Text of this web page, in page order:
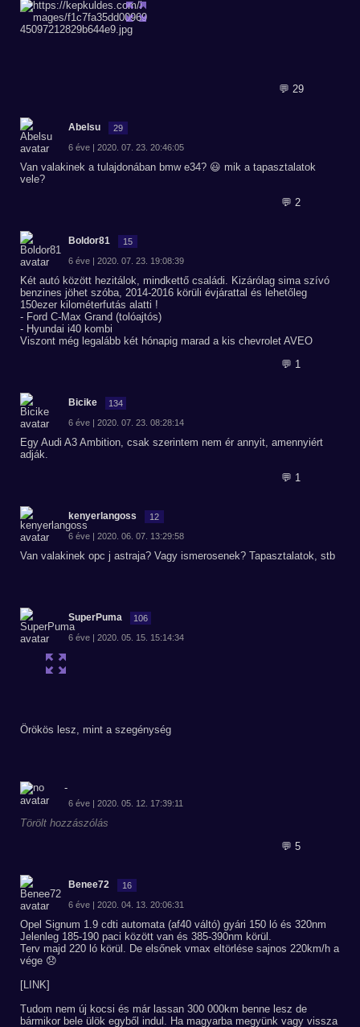
💬 29
Abelsu 29
6 éve | 2020. 07. 23. 20:46:05
Van valakinek a tulajdonában bmw e34? 😃 mik a tapasztalatok
vele?
💬 2
Boldor81 15
6 éve | 2020. 07. 23. 19:08:39
Két autó között hezitálok, mindkettő családi. Kizárólag sima szívó
benzines jöhet szóba, 2014-2016 körüli évjárattal és lehetőleg
150ezer kilométerfutás alatti !
- Ford C-Max Grand (tolóajtós)
- Hyundai i40 kombi
Viszont még legalább két hónapig marad a kis chevrolet AVEO
💬 1
Bicike 134
6 éve | 2020. 07. 23. 08:28:14
Egy Audi A3 Ambition, csak szerintem nem ér annyit, amennyiért
adják.
💬 1
kenyerlangoss 12
6 éve | 2020. 06. 07. 13:29:58
Van valakinek opc j astraja? Vagy ismerosenek? Tapasztalatok, stb
SuperPuma 106
6 éve | 2020. 05. 15. 15:14:34
Örökös lesz, mint a szegénység
-
6 éve | 2020. 05. 12. 17:39:11
Törölt hozzászólás
💬 5
Benee72 16
6 éve | 2020. 04. 13. 20:06:31
Opel Signum 1.9 cdti automata (af40 váltó) gyári 150 ló és 320nm
Jelenleg 185-190 paci között van és 385-390nm körül.
Terv majd 220 ló körül. De elsőnek vmax eltörlése sajnos 220km/h a
vége 😞
[LINK]
Tudom nem új kocsi és már lassan 300 000km benne lesz de
bármikor bele ülök egyből indul. Ha magyarba megyünk vagy vissza